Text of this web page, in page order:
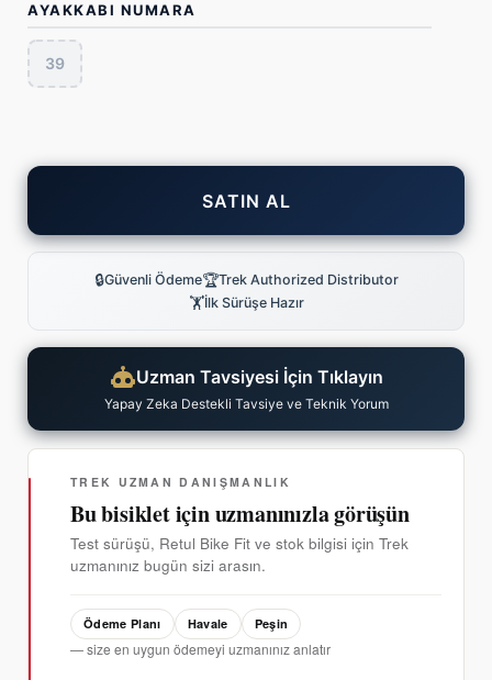
AYAKKABI NUMARA
39
SATIN AL
🔒Güvenli Ödeme🏆Trek Authorized Distributor
🏋İlk Sürüşe Hazır
Uzman Tavsiyesi İçin Tıklayın
Yapay Zeka Destekli Tavsiye ve Teknik Yorum
TREK UZMAN DANIŞMANLIK
Bu bisiklet için uzmanınızla görüşün
Test sürüşü, Retul Bike Fit ve stok bilgisi için Trek
uzmanınız bugün sizi arasın.
Ödeme Planı Havale Peşin
— size en uygun ödemeyi uzmanınız anlatır